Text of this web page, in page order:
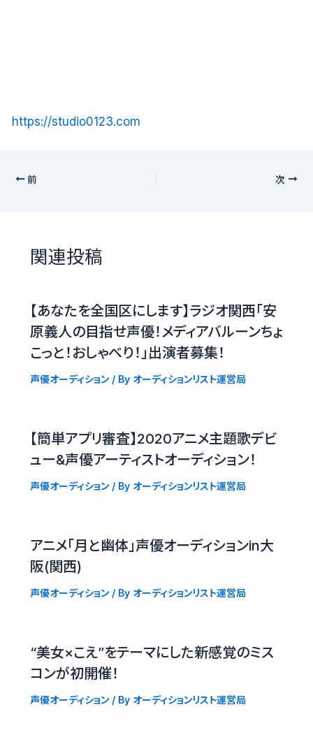
https://studio0123.com
前 次
関連投稿
【あなたを全国区にします】ラジオ関西「安
原義人の目指せ声優！メディアバルーンちょ
こっと！おしゃべり！」出演者募集！
声優オーディション/ By オーディションリスト運営局
【簡単アプリ審査】2020アニメ主題歌デビ
ュー&声優アーティストオーディション！
声優オーディション/ By オーディションリスト運営局
アニメ「月と幽体」声優オーディションin大
阪(関西)
声優オーディション/ By オーディションリスト運営局
“美女×こえ”をテーマにした新感覚のミス
コンが初開催！
声優オーディション/ By オーディションリスト運営局